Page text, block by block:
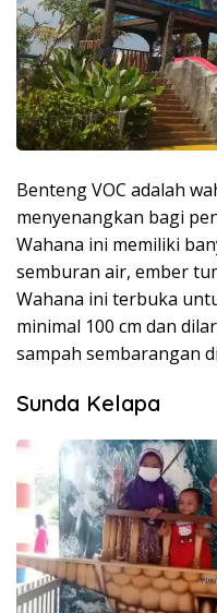
Benteng VOC adalah
menyenangkan bagi
Wahana ini memiliki
semburan air, ember
Wahana ini terbuka
minimal 100 cm dan
sampah sembarangan
Sunda Kelapa